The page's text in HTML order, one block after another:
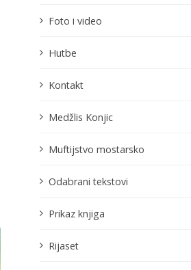
Foto i video
Hutbe
Kontakt
Medžlis Konjic
Muftijstvo mostarsko
Odabrani tekstovi
Prikaz knjiga
Rijaset